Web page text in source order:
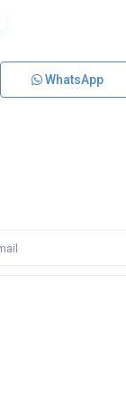
WhatsApp